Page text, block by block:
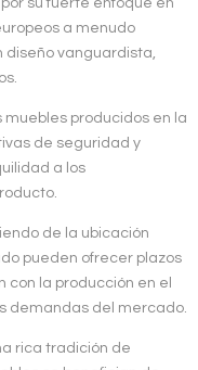
a menudo
vanguardista,
muebles producidos en la
de seguridad y
a los
de la ubicación
pueden ofrecer plazos
la producción en el
demandas del mercado.
rica tradición de